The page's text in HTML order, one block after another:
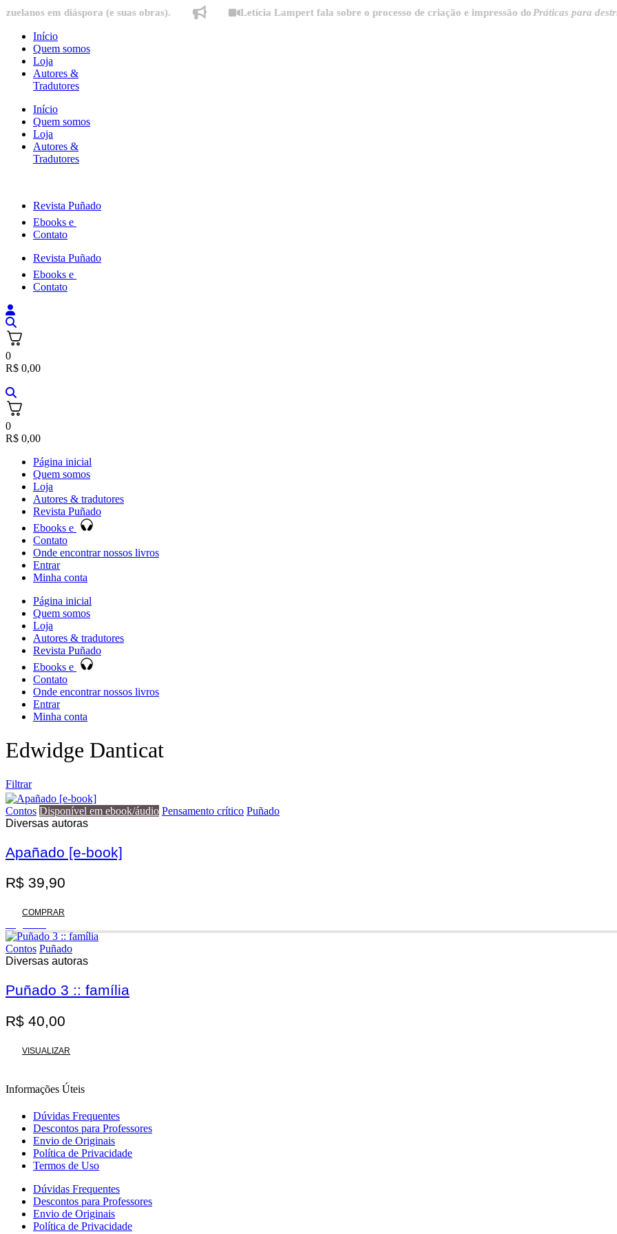
Ir
conteúdo
em diáspora (e suas obras). Letícia Lampert fala sobre o processo de criação e impressão doPráticas para
Início
Quem somos
Loja
Autores &
Tradutores
Início
Quem somos
Loja
Autores &
Tradutores
Revista Puñado
Ebooks e
Contato
Revista Puñado
Ebooks e
Contato
0
R$ 0,00
0
R$ 0,00
Página inicial
Quem somos
Loja
Autores & tradutores
Revista Puñado
Ebooks e
Contato
Onde encontrar nossos livros
Entrar
Minha conta
Página inicial
Quem somos
Loja
Autores & tradutores
Revista Puñado
Ebooks e
Contato
Onde encontrar nossos livros
Entrar
Minha conta
Edwidge Danticat
Filtrar
Promoção
Contos Disponível em ebook/áudio Pensamento crítico Puñado
Diversas autoras
Apañado [e-book]
R$ 39,90
COMPRAR
Contos Puñado
Diversas autoras
Puñado 3 :: família
R$ 40,00
VISUALIZAR
Informações Úteis
Dúvidas Frequentes
Descontos para Professores
Envio de Originais
Política de Privacidade
Termos de Uso
Dúvidas Frequentes
Descontos para Professores
Envio de Originais
Política de Privacidade